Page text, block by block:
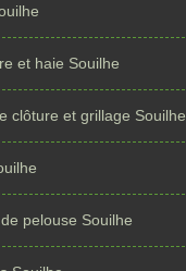
et haie Souilhe
clôture et grillage Souilhe
pelouse Souilhe